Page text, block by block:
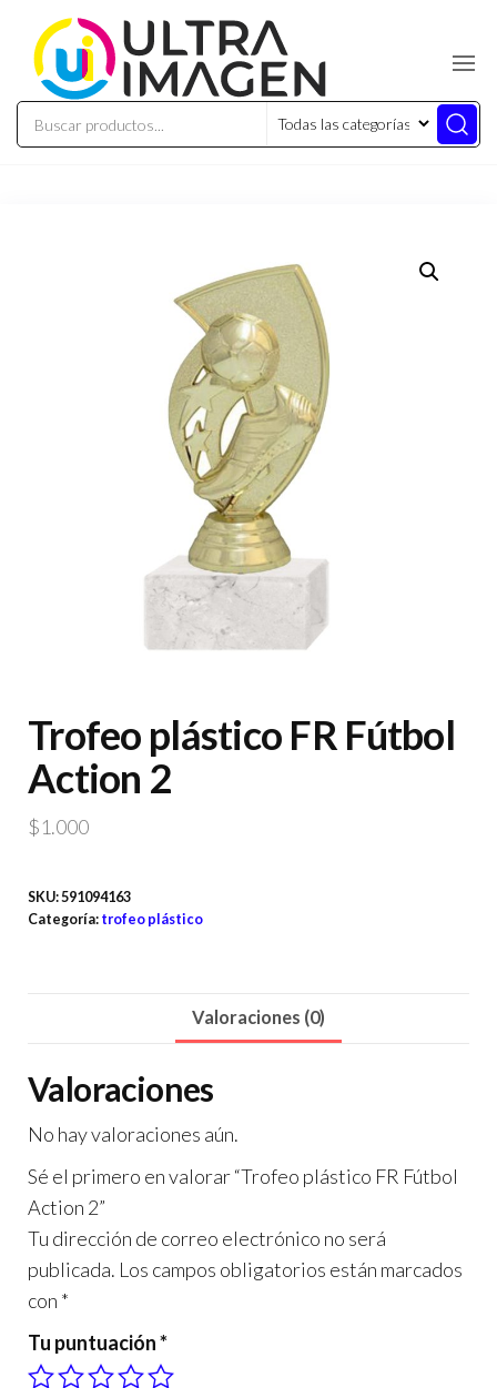
Trofeo plástico FR Fútbol
Action 2
$1.000
SKU:591094163
Categoría: trofeo plástico
Valoraciones (0)
Valoraciones
No hay valoraciones aún.
Sé el primero en valorar “Trofeo plástico FR Fútbol
Action 2”
Tu dirección de correo electrónico no será
publicada. Los campos obligatorios están marcados
con *
Tu puntuación*